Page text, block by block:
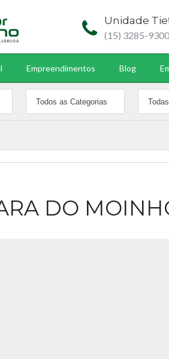
Unidade
(15) 3285-9300
Empreendimentos Blog
DO